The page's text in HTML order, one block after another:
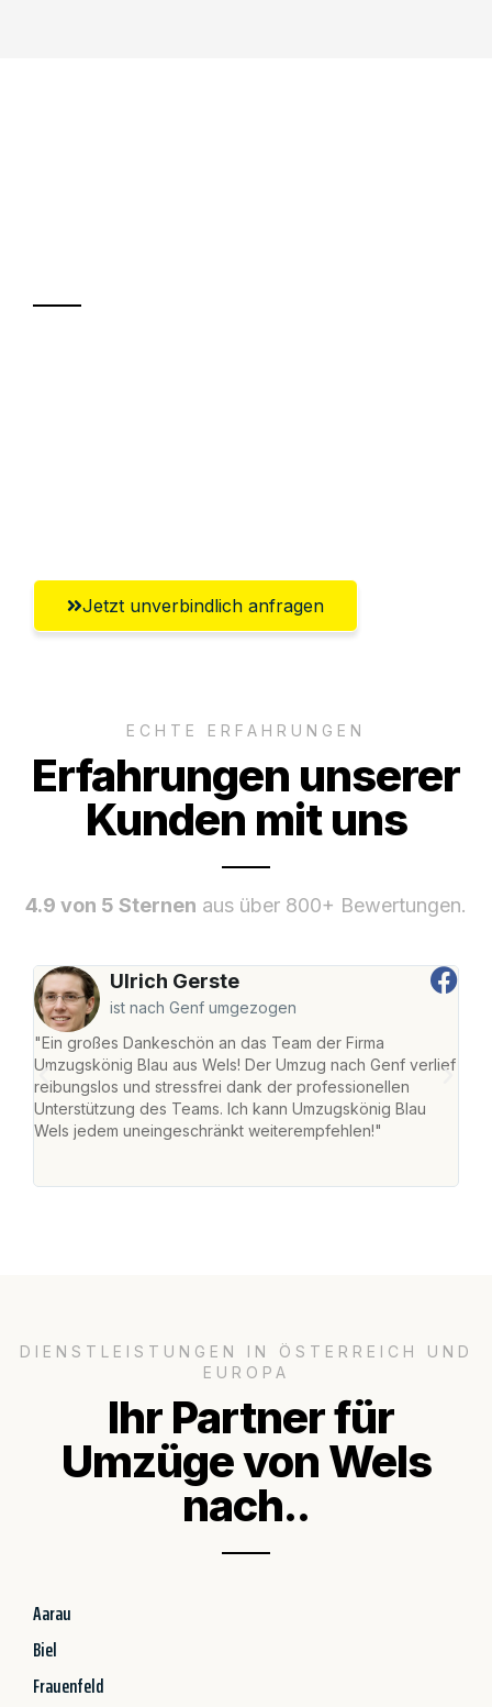
Jetzt unverbindlich anfragen
ECHTE ERFAHRUNGEN
Erfahrungen unserer
Kunden mit uns
4.9 von 5 Sternen aus über 800+ Bewertungen.
Ulrich Gerste
ist nach Genf umgezogen
"Ein großes Dankeschön an das Team der Firma
Umzugskönig Blau aus Wels! Der Umzug nach Genf verlief
reibungslos und stressfrei dank der professionellen
Unterstützung des Teams. Ich kann Umzugskönig Blau
Wels jedem uneingeschränkt weiterempfehlen!"
DIENSTLEISTUNGEN IN ÖSTERREICH UND
EUROPA
Ihr Partner für
Umzüge von Wels
nach..
Aarau
Biel
Frauenfeld